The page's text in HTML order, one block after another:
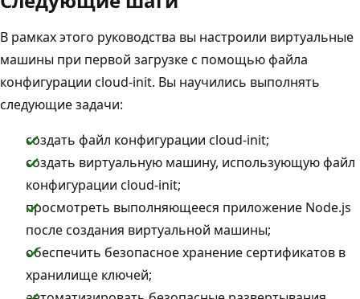
В рамках этого руководства вы настроили виртуальные
машины при первой загрузке с помощью файла
конфигурации cloud-init. Вы научились выполнять
следующие задачи:
создать файл конфигурации cloud-init;
создать виртуальную машину, использующую файл
конфигурации cloud-init;
просмотреть выполняющееся приложение Node.js
после создания виртуальной машины;
обеспечить безопасное хранение сертификатов в
хранилище ключей;